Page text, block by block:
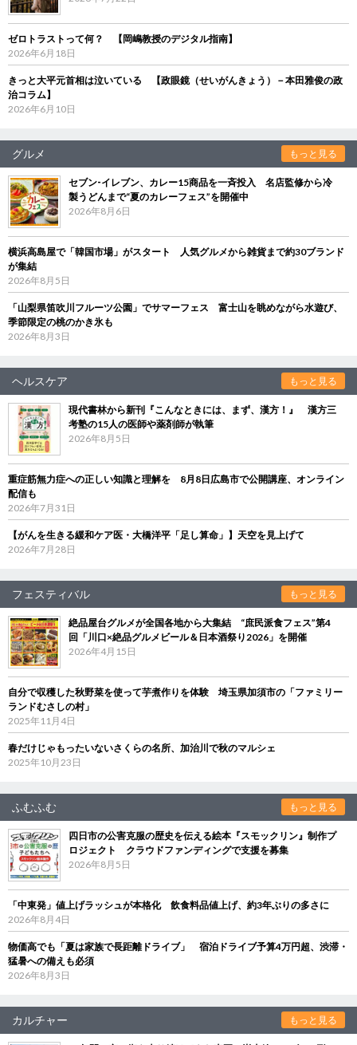
ゼロトラストって何？ 【岡嶋教授のデジタル指南】
2026年6月18日
きっと大平元首相は泣いている 【政眼鏡（せいがんきょう）－本田雅俊の政
治コラム】
2026年6月10日
グルメ もっと見る
セブン‐イレブン、カレー15商品を一斉投入 名店監修から冷
製うどんまで“夏のカレーフェス”を開催中
2026年8月6日
横浜高島屋で「韓国市場」がスタート 人気グルメから雑貨まで約30ブランド
が集結
2026年8月5日
「山梨県笛吹川フルーツ公園」でサマーフェス 富士山を眺めながら水遊び、
季節限定の桃のかき氷も
2026年8月3日
ヘルスケア もっと見る
現代書林から新刊『こんなときには、まず、漢方！』 漢方三
考塾の15人の医師や薬剤師が執筆
2026年8月5日
重症筋無力症への正しい知識と理解を 8月8日広島市で公開講座、オンライン
配信も
2026年7月31日
【がんを生きる緩和ケア医・大橋洋平「足し算命」】天空を見上げて
2026年7月28日
フェスティバル もっと見る
絶品屋台グルメが全国各地から大集結 “庶民派食フェス”第4
回「川口×絶品グルメビール＆日本酒祭り2026」を開催
2026年4月15日
自分で収穫した秋野菜を使って芋煮作りを体験 埼玉県加須市の「ファミリー
ランドむさしの村」
2025年11月4日
春だけじゃもったいないさくらの名所、加治川で秋のマルシェ
2025年10月23日
ふむふむ もっと見る
四日市の公害克服の歴史を伝える絵本『スモックリン』制作プ
ロジェクト クラウドファンディングで支援を募集
2026年8月5日
「中東発」値上げラッシュが本格化 飲食料品値上げ、約3年ぶりの多さに
2026年8月4日
物価高でも「夏は家族で長距離ドライブ」 宿泊ドライブ予算4万円超、渋滞・
猛暑への備えも必須
2026年8月3日
カルチャー もっと見る